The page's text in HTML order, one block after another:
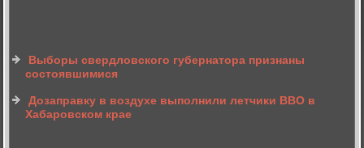
Выборы свердловского губернатора признаны
состоявшимися
Дозаправку в воздухе выполнили летчики ВВО в
Хабаровском крае